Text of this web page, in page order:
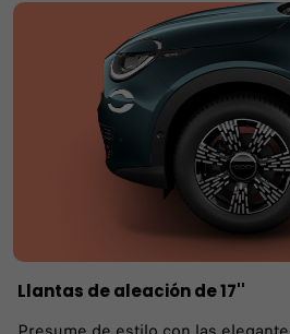
Llantas de aleación de 17''